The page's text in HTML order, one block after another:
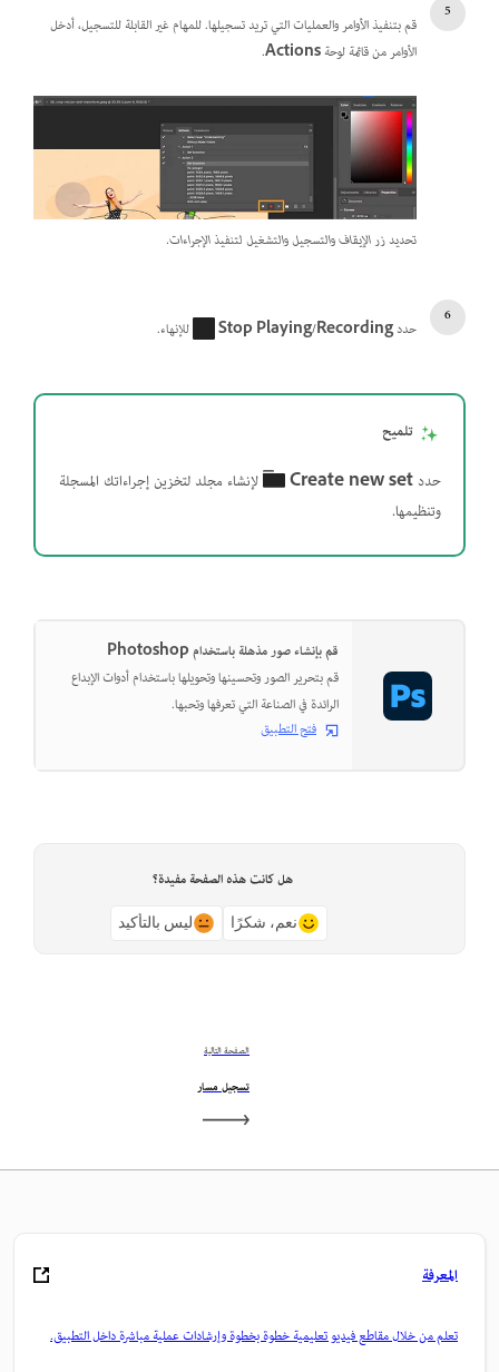
قم بتنفيذ الأوامر والعمليات التي تريد تسجيلها. للمهام غير القابلة للتسجيل، أدخل
الأوامر من قائمة لوحةActions
.
تحديد زر الإيقاف والتسجيل والتشغيل لتنفيذ الإجراءات.
حددStop Playing/Recording للإنهاء.
تلميح
حددCreate new set
لإنشاء مجلد لتخزين إجراءاتك المسجلة
وتنظيمها.
قم بإنشاء صور مذهلة باستخدام Photoshop
قم بتحرير الصور وتحسينها وتحويلها باستخدام أدوات الإبداع
الرائدة في الصناعة التي تعرفها وتحبها.
فتح التطبيق
هل كانت هذه الصفحة مفيدة؟
نعم، شكرًا ليس بالتأكيد
الصفحة التالية
تسجيل مسار
المعرفة
تعلم من خلال مقاطع فيديو تعليمية خطوة بخطوة وإرشادات عملية مباشرة داخل التطبيق.